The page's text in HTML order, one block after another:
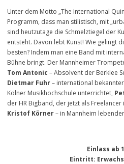
Unter dem Motto „The International
Programm, dass man stilistisch, mit
sind heutzutage die Schmelztiegel der
entsteht. Davon lebt Kunst! Wie gelingt
besten? Indem man eine Band mit
Bühne bringt. Der Mannheimer
Tom Antonic – Absolvent der Berklee
Dietmar Fuhr– international
Kölner Musikhochschule unterrichtet,
der HR Bigband, der jetzt als Freelancer
Kristof Körner– in Mannheim
Einlass ab
Eintritt: